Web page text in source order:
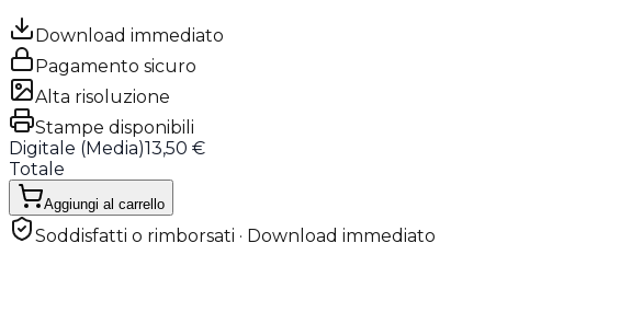
Download immediato
Pagamento sicuro
Alta risoluzione
Stampe disponibili
Digitale (Media)13,50 €
Totale
Aggiungi al carrello
Soddisfatti o rimborsati · Download immediato